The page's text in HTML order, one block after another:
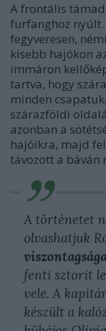
A frontális
furfanghoz
fegyveresen,
kisebb hajókon
immáron
tartva, hogy
minden
szárazföldi
azonban a
hajóikra, majd
távozott a báván
A történetet
olvashatjuk
fenti sztorit
vele. A
készült a